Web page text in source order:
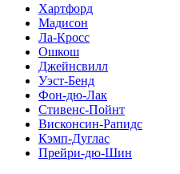
Хартфорд
Мадисон
Ла-Кросс
Ошкош
Джейнсвилл
Уэст-Бенд
Фон-дю-Лак
Стивенс-Пойнт
Висконсин-Рапидс
Кэмп-Дуглас
Прейри-дю-Шин